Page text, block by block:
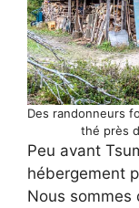
Des randonneurs
thé près
Peu avant
hébergement
Nous sommes